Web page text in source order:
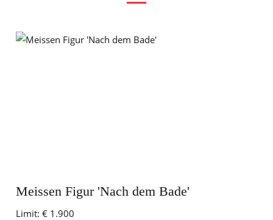
Meissen Figur 'Nach dem Bade'
Limit: € 1.900